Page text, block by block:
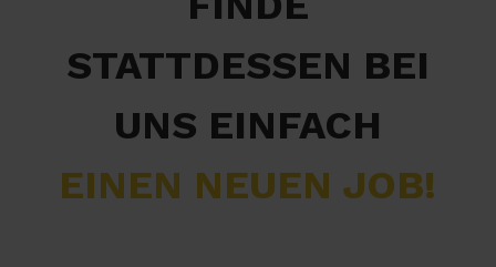
STATTDESSEN BEI
UNS EINFACH
EINEN NEUEN JOB!